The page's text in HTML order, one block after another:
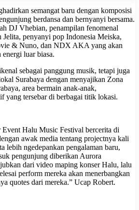
semangat baru dengan komposisi
berdansa dan bernyanyi bersama.
DJ Vhebian, penampilan fenomenal
penyanyi pop Indonesia Meiska,
& Nuno, dan NDX AKA yang akan
luar biasa.
sebagai panggung musik, tetapi juga
Surabaya dengan menyajikan Zona
area bermain anak-anak,
yang tersebar di berbagai titik lokasi.
Halu Music Festival bercerita di
awak media tentang projectnya kali
lebih ngedepankan pengalaman baru,
pengunjung diberikan Aurora
dari video maping konser Halu, lalu
perform mereka akan menerbangkan
quotes dari mereka.” Ucap Robert.